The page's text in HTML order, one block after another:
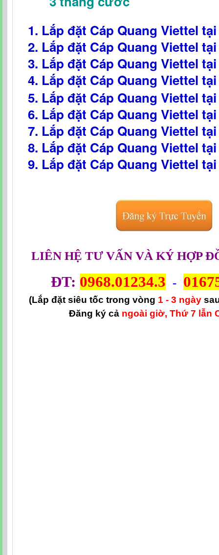
1. Lắp đặt Cáp Quang Viettel
2. Lắp đặt Cáp Quang Viettel
3. Lắp đặt Cáp Quang Viettel
4. Lắp đặt Cáp Quang Viettel
5. Lắp đặt Cáp Quang Viettel
6. Lắp đặt Cáp Quang Viettel
7. Lắp đặt Cáp Quang Viettel
8. Lắp đặt Cáp Quang Viettel
9. Lắp đặt Cáp Quang Viettel
LIÊN HỆ TƯ VẤN VÀ KÝ HỢP
ĐT: 0968.01234.3 -
(Lắp đặt siêu tốc trong vòng 1 - 3 ngày
Đăng ký cả ngoài giờ, Thứ 7 lẫn